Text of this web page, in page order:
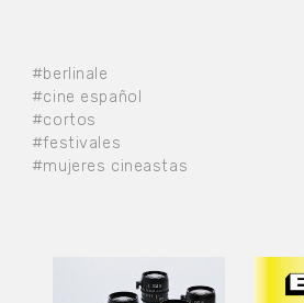
#berlinale
#cine español
#cortos
#festivales
#mujeres cineastas